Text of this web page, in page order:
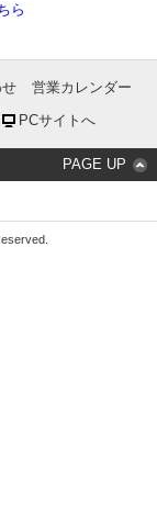
ら
営業カレンダー
PCサイトへ
PAGE UP